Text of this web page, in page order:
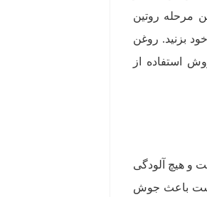
مرحله روتین
بزنید. روغن
استفاده از
و هیچ آلودگی
است باعث جوش